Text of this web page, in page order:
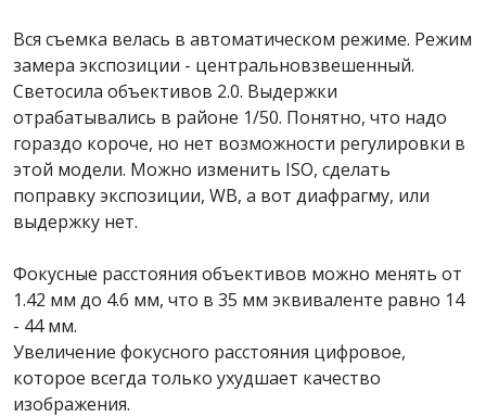
Вся съемка велась в автоматическом режиме. Режим
замера экспозиции - центральновзвешенный.
Светосила объективов 2.0. Выдержки
отрабатывались в районе 1/50. Понятно, что надо
гораздо короче, но нет возможности регулировки в
этой модели. Можно изменить ISO, сделать
поправку экспозиции, WB, а вот диафрагму, или
выдержку нет.
Фокусные расстояния объективов можно менять от
1.42 мм до 4.6 мм, что в 35 мм эквиваленте равно 14
- 44 мм.
Увеличение фокусного расстояния цифровое,
которое всегда только ухудшает качество
изображения.